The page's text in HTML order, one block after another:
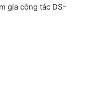
gia công tác DS-